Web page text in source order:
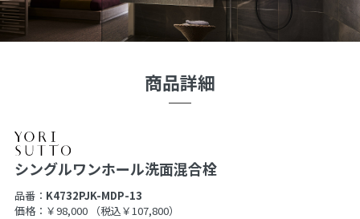
商品詳細
シングルワンホール洗面混合栓
品番： K4732PJK-MDP-13
価格：￥98,000
（税込￥107,800）